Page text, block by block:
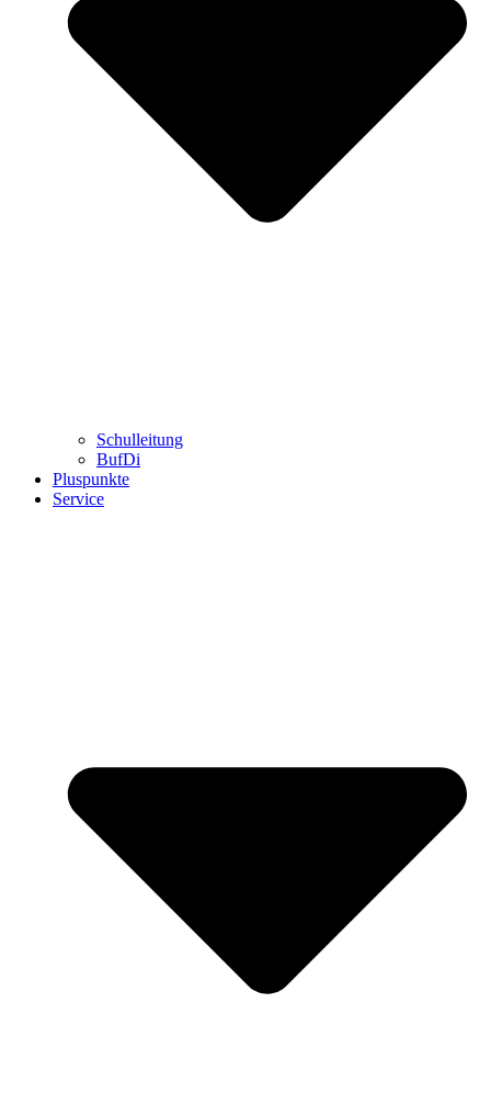
Schulleitung
BufDi
Pluspunkte
Service